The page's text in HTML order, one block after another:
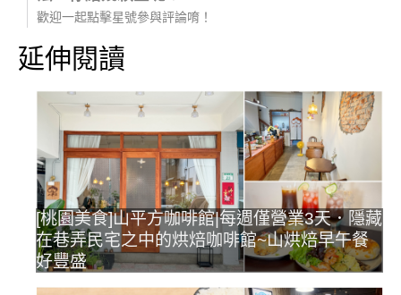
歡迎一起點擊星號參與評論唷！
延伸閱讀
[桃園美食]山平方咖啡館|每週僅營業3天．隱藏
在巷弄民宅之中的烘焙咖啡館~山烘焙早午餐
好豐盛